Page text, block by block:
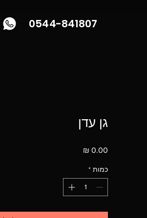
0544-841807
גן עדן
כמות *